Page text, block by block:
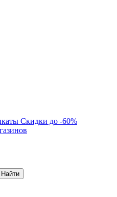
Скидки до -60%
Найти